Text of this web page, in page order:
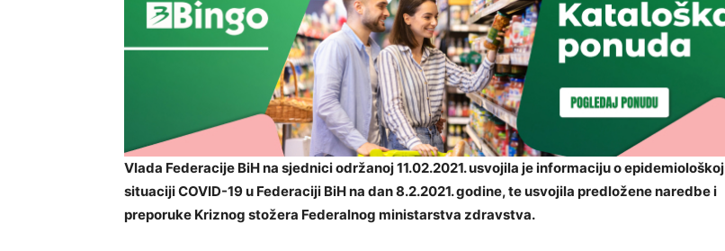
Vlada Federacije BiH na sjednici održanoj 11.02.2021. usvojila je informaciju o epidemiološkoj
situaciji COVID-19 u Federaciji BiH na dan 8.2.2021. godine, te usvojila predložene naredbe i
preporuke Kriznog stožera Federalnog ministarstva zdravstva.